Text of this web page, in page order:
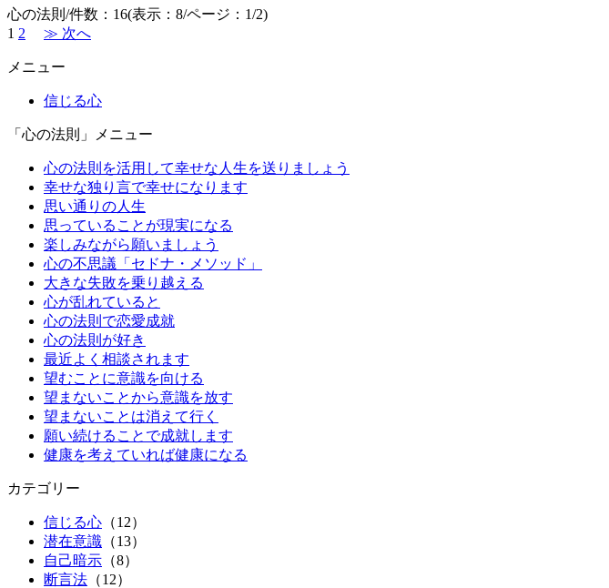
心の法則/件数：16(表示：8/ページ：1/2)
1 2 ≫ 次へ
メニュー
信じる心
「心の法則」メニュー
心の法則を活用して幸せな人生を送りましょう
幸せな独り言で幸せになります
思い通りの人生
思っていることが現実になる
楽しみながら願いましょう
心の不思議「セドナ・メソッド」
大きな失敗を乗り越える
心が乱れていると
心の法則で恋愛成就
心の法則が好き
最近よく相談されます
望むことに意識を向ける
望まないことから意識を放す
望まないことは消えて行く
願い続けることで成就します
健康を考えていれば健康になる
カテゴリー
信じる心 （12）
潜在意識 （13）
自己暗示 （8）
断言法 （12）